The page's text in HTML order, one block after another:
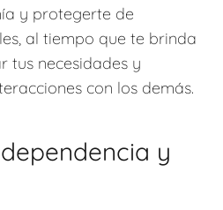
y protegerte de
al tiempo que te brinda
tus necesidades y
con los demás.
y